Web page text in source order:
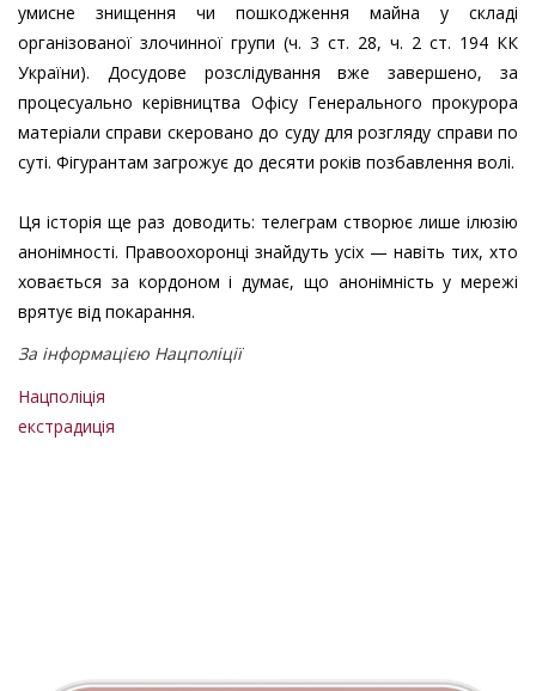
умисне знищення чи пошкодження майна у складі
організованої злочинної групи (ч. 3 ст. 28, ч. 2 ст. 194 КК
України). Досудове розслідування вже завершено, за
процесуально керівництва Офісу Генерального прокурора
матеріали справи скеровано до суду для розгляду справи по
суті. Фігурантам загрожує до десяти років позбавлення волі.
Ця історія ще раз доводить: телеграм створює лише ілюзію
анонімності. Правоохоронці знайдуть усіх — навіть тих, хто
ховається за кордоном і думає, що анонімність у мережі
врятує від покарання.
За інформацією Нацполіції
Нацполіція
екстрадиція